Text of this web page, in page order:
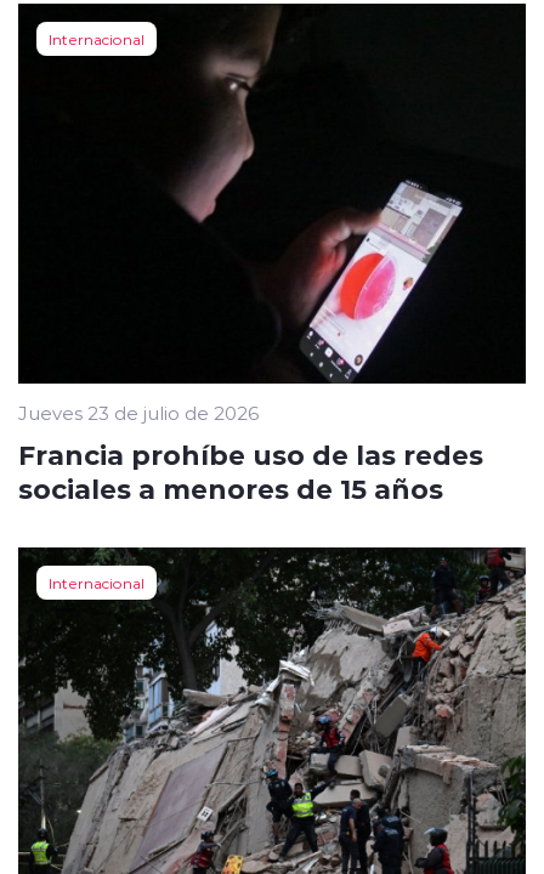
Internacional
Jueves 23 de julio de 2026
Francia prohíbe uso de las redes
sociales a menores de 15 años
Internacional